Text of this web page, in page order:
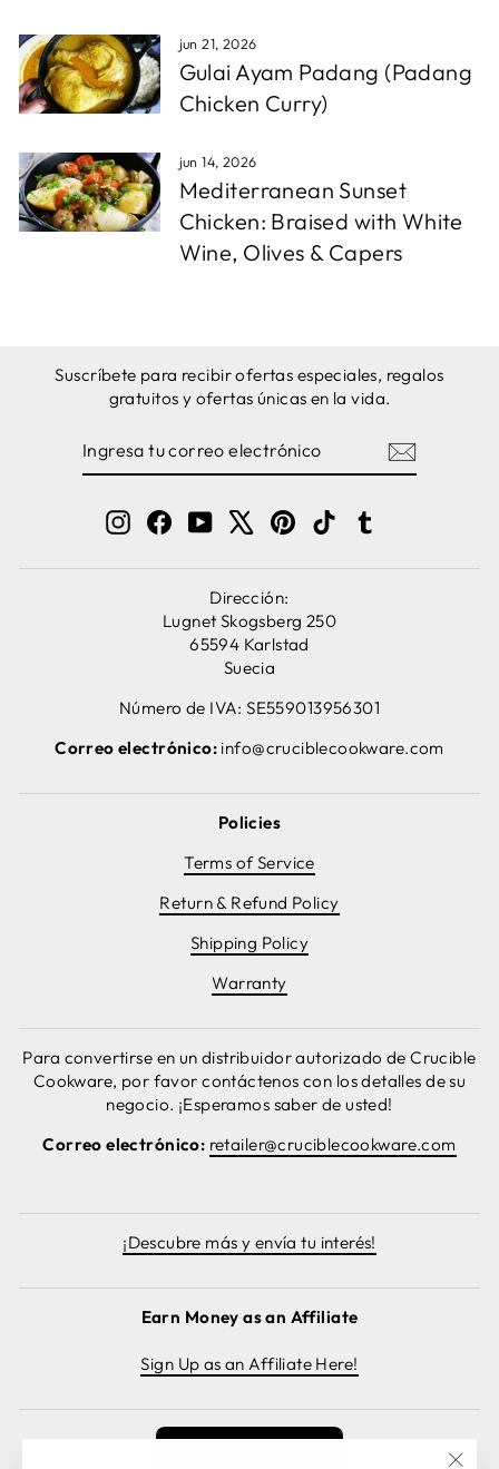
jun 21, 2026
Gulai Ayam Padang (Padang
Chicken Curry)
jun 14, 2026
Mediterranean Sunset
Chicken: Braised with White
Wine, Olives & Capers
Suscríbete para recibir ofertas especiales, regalos
gratuitos y ofertas únicas en la vida.
CORREO
InstagramFacebook
YouTube Pinterest
TikTok
Dirección:
Lugnet Skogsberg 250
65594 Karlstad
Suecia
Número de IVA: SE559013956301
Correo electrónico: info@cruciblecookware.com
Policies
Terms of Service
Return & Refund Policy
Shipping Policy
Warranty
Para convertirse en un distribuidor autorizado de Crucible
Cookware, por favor contáctenos con los detalles de su
negocio. ¡Esperamos saber de usted!
Correo electrónico: retailer@cruciblecookware.com
¡Descubre más y envía tu interés!
Earn Money as an Affiliate
Sign Up as an Affiliate Here!